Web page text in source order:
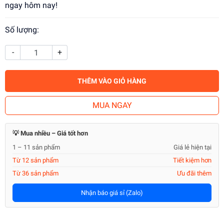
ngay hôm nay!
Số lượng:
- +
THÊM VÀO GIỎ HÀNG
MUA NGAY
💡 Mua nhiều – Giá tốt hơn
1 – 11 sản phẩm
Giá lẻ hiện tại
Từ 12 sản phẩm
Tiết kiệm hơn
Từ 36 sản phẩm
Ưu đãi thêm
Nhận báo giá sỉ (Zalo)